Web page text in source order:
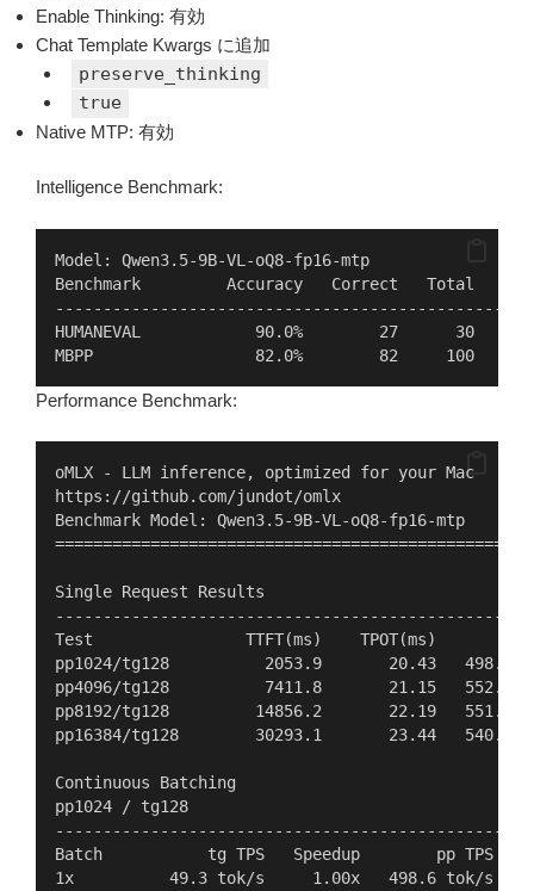
Enable Thinking: 有効
Chat Template Kwargs に追加
preserve_thinking
true
Native MTP: 有効
Intelligence Benchmark:
Model: Qwen3.5-9B-VL-oQ8-fp16-mtp
Benchmark         Accuracy   Correct   Total
HUMANEVAL            90.0%        27      30
MBPP                 82.0%        82     100
Performance Benchmark:
oMLX - LLM inference, optimized for your Mac
https://github.com/jundot/omlx
Benchmark Model: Qwen3.5-9B-VL-oQ8-fp16-mtp
Single Request Results
Test                TTFT(ms)    TPOT(ms)        pp
pp1024/tg128          2053.9       20.43   498.6
pp4096/tg128          7411.8       21.15   552.6
pp8192/tg128         14856.2       22.19   551.4
pp16384/tg128        30293.1       23.44
Continuous Batching
pp1024 / tg128
Batch           tg TPS   Speedup        pp TPS
1x          49.3 tok/s     1.00x   498.6 tok/s